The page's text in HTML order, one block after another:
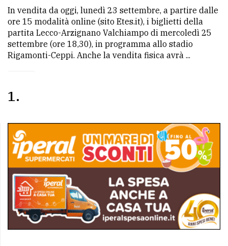
In vendita da oggi, lunedì 23 settembre, a partire dalle
ore 15 modalità online (sito Etes.it), i biglietti della
partita Lecco-Arzignano Valchiampo di mercoledì 25
settembre (ore 18,30), in programma allo stadio
Rigamonti-Ceppi. Anche la vendita fisica avrà ...
1